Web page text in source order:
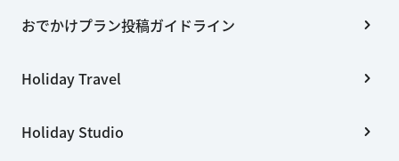
おでかけプラン投稿ガイドライン
Holiday Travel
Holiday Studio